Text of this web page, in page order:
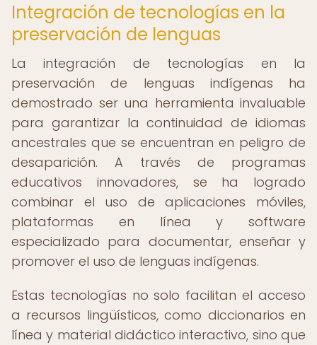
Integración de tecnologías en la
preservación de lenguas
La integración de tecnologías en la
preservación de lenguas indígenas ha
demostrado ser una herramienta invaluable
para garantizar la continuidad de idiomas
ancestrales que se encuentran en peligro de
desaparición. A través de programas
educativos innovadores, se ha logrado
combinar el uso de aplicaciones móviles,
plataformas en línea y software
especializado para documentar, enseñar y
promover el uso de lenguas indígenas.
Estas tecnologías no solo facilitan el acceso
a recursos lingüísticos, como diccionarios en
línea y material didáctico interactivo, sino que